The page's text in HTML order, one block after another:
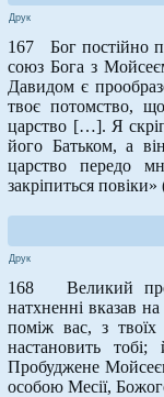
Друк
167 Бог постійно
союз Бога з
Давидом є
твоє потомство,
царство […]. Я
його Батьком, а
царство передо
закріпиться
Друк
168 Великий
натхненні вказав
поміж вас, з твоїх
настановить
Пробуджене
особою Месії,